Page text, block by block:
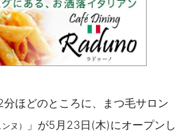
ほどのところに、まつ毛サロン
ヌ）
」が5月23日(木)にオープンし